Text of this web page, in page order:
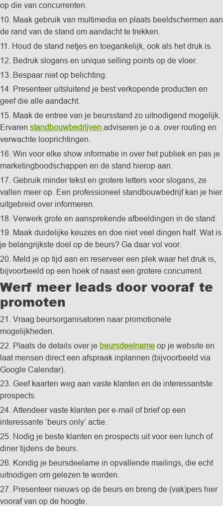
op die van concurrenten.
10. Maak gebruik van multimedia en plaats beeldschermen aan
de rand van de stand om aandacht te trekken.
11. Houd de stand netjes en toegankelijk, ook als het druk is.
12. Bedruk slogans en unique selling points op de vloer.
13. Bespaar niet op belichting.
14. Presenteer uitsluitend je best verkopende producten en
geef die alle aandacht.
15. Maak de entree van je beursstand zo uitnodigend mogelijk.
Ervaren standbouwbedrijven adviseren je o.a. over routing en
verwachte looprichtingen.
16. Win voor elke show informatie in over het publiek en pas je
marketingboodschappen en de stand hierop aan.
17. Gebruik minder tekst en grotere letters voor slogans, ze
vallen meer op. Een professioneel standbouwbedrijf kan je hier
uitgebreid over informeren.
18. Verwerk grote en aansprekende afbeeldingen in de stand.
19. Maak duidelijke keuzes en doe niet veel dingen half. Wat is
je belangrijkste doel op de beurs? Ga daar vol voor.
20. Meld je op tijd aan en reserveer een plek waar het druk is,
bijvoorbeeld op een hoek of naast een grotere concurrent.
Werf meer leads door vooraf te
promoten
21. Vraag beursorganisatoren naar promotionele
mogelijkheden.
22. Plaats de details over je beursdeelname op je website en
laat mensen direct een afspraak inplannen (bijvoorbeeld via
Google Calendar).
23. Geef kaarten weg aan vaste klanten en de interessantste
prospects.
24. Attendeer vaste klanten per e-mail of brief op een
interessante ‘beurs only’ actie.
25. Nodig je beste klanten en prospects uit voor een lunch of
diner tijdens de beurs.
26. Kondig je beursdeelame in opvallende mailings, die echt
uitnodigen om gelezen te worden.
27. Presenteer nieuws op de beurs en breng de (vak)pers hier
vooraf van op de hoogte.